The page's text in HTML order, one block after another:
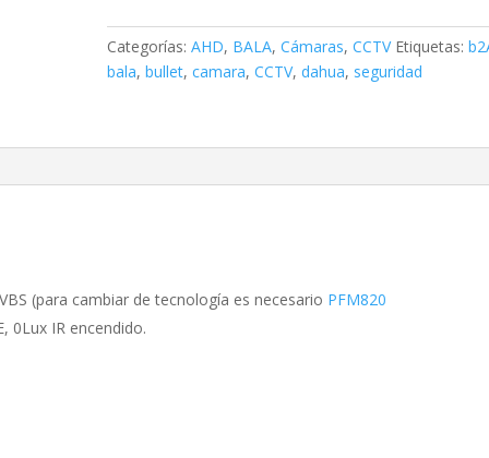
Categorías:AHD, BALA,Cámaras,CCTV Etiquetas:
bala,bullet,camara,CCTV,dahua, seguridad
(para cambiar de tecnología es necesario PFM820
0Lux IR encendido.